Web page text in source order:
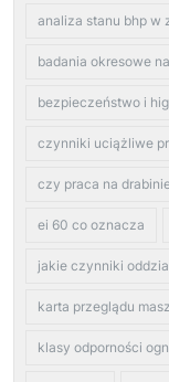
analiza stanu bhp w
badania okresowe
bezpieczeństwo i
czynniki uciążliwe
czy praca na
ei 60 co oznacza
jakie czynniki
karta przeglądu
klasy odporności